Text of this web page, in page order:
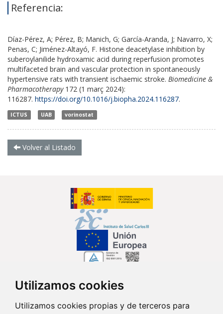
Utilizamos cookies
Utilizamos cookies propias y de terceros para
Referencia:
Díaz-Pérez, A; Pérez, B; Manich, G; García-Aranda, J; Navarro, X;
Penas, C; Jiménez-Altayó, F. Histone deacetylase inhibition by
suberoylanilide hydroxamic acid during reperfusion promotes
multifaceted brain and vascular protection in spontaneously
hypertensive rats with transient ischaemic stroke. Biomedicine &
Pharmacotherapy172 (1 març 2024):
116287. https://doi.org/10.1016/j.biopha.2024.116287.
ICTUS UAB vorinostat
Volver al Listado
Síguenos en...